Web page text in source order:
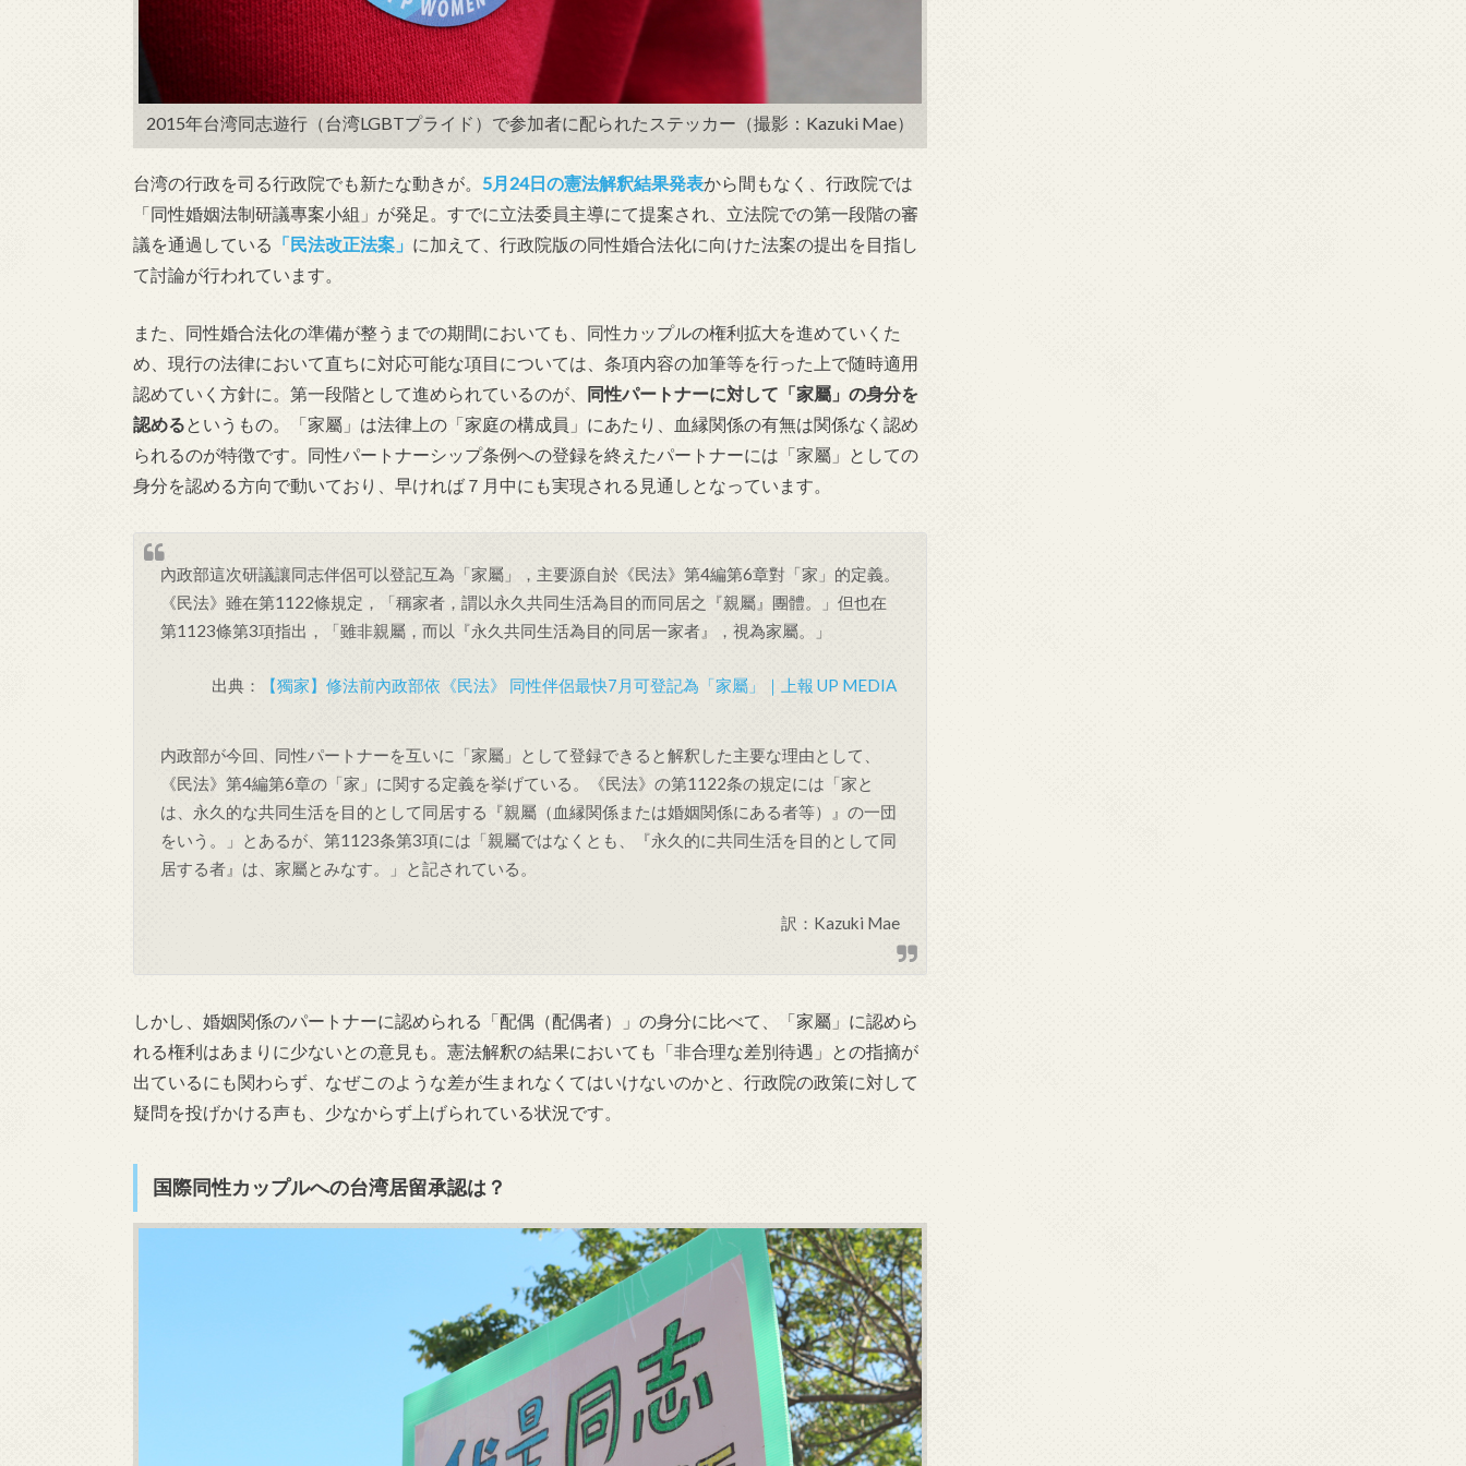
2015年台湾同志遊行（台湾LGBTプライド）で参加者に配られたステッカー（撮影：Kazuki Mae）
台湾の行政を司る行政院でも新たな動きが。 5月24日の憲法解釈結果発表から間もなく、行政院では
「同性婚姻法制研議專案小組」が発足。すでに立法委員主導にて提案され、立法院での第一段階の審
議を通過している 「民法改正法案」 に加えて、行政院版の同性婚合法化に向けた法案の提出を目指し
て討論が行われています。
また、同性婚合法化の準備が整うまでの期間においても、同性カップルの権利拡大を進めていくた
め、現行の法律において直ちに対応可能な項目については、条項内容の加筆等を行った上で随時適用
認めていく方針に。第一段階として進められているのが、
同性パートナーに対して「家屬」の身分を
認めるというもの。「家屬」は法律上の「家庭の構成員」にあたり、血縁関係の有無は関係なく認め
られるのが特徴です。同性パートナーシップ条例への登録を終えたパートナーには「家屬」としての
身分を認める方向で動いており、早ければ７月中にも実現される見通しとなっています。
內政部這次研議讓同志伴侶可以登記互為「家屬」，主要源自於《民法》第4編第6章對「家」的定義。
《民法》雖在第1122條規定，「稱家者，謂以永久共同生活為目的而同居之『親屬』團體。」但也在
第1123條第3項指出，「雖非親屬，而以『永久共同生活為目的同居一家者』，視為家屬。」
出典： 【獨家】修法前內政部依《民法》 同性伴侶最快7月可登記為「家屬」｜上報 UP MEDIA
内政部が今回、同性パートナーを互いに「家屬」として登録できると解釈した主要な理由として、
《民法》第4編第6章の「家」に関する定義を挙げている。《民法》の第1122条の規定には「家と
は、永久的な共同生活を目的として同居する『親屬（血縁関係または婚姻関係にある者等）』の一団
をいう。」とあるが、第1123条第3項には「親屬ではなくとも、『永久的に共同生活を目的として同
居する者』は、家屬とみなす。」と記されている。
訳：Kazuki Mae
しかし、婚姻関係のパートナーに認められる「配偶（配偶者）」の身分に比べて、「家屬」に認めら
れる権利はあまりに少ないとの意見も。憲法解釈の結果においても「非合理な差別待遇」との指摘が
出ているにも関わらず、なぜこのような差が生まれなくてはいけないのかと、行政院の政策に対して
疑問を投げかける声も、少なからず上げられている状況です。
国際同性カップルへの台湾居留承認は？